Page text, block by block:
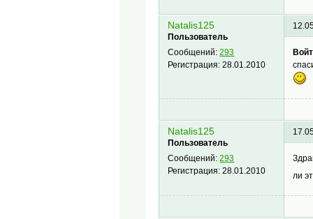
Natalis125
Пользователь
Сообщений:293
Регистрация:28.01.2010
Natalis125
Пользователь
Сообщений:293
Регистрация:28.01.2010
ли